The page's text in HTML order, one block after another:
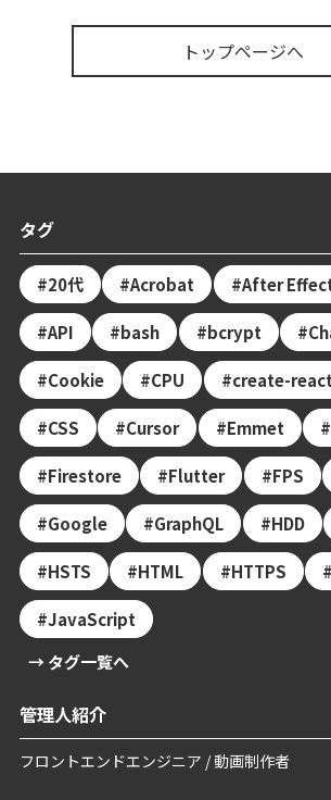
トップページへ
タグ
20代 Acrobat After
API bash bcrypt
Cookie CPU create-
CSS Cursor Emmet
Firestore Flutter FPS
Google GraphQL HDD
HSTS HTML HTTPS
JavaScript
→ タグ一覧へ
管理人紹介
フロントエンドエンジニア / 動画制作者